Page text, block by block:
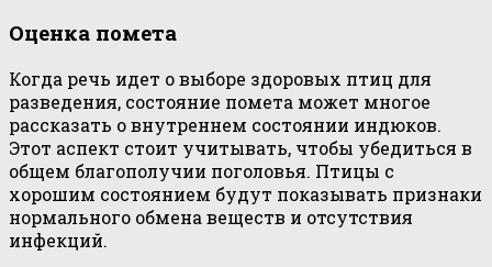
Оценка помета
Когда речь идет о выборе здоровых птиц для
разведения, состояние помета может многое
рассказать о внутреннем состоянии индюков.
Этот аспект стоит учитывать, чтобы убедиться в
общем благополучии поголовья. Птицы с
хорошим состоянием будут показывать признаки
нормального обмена веществ и отсутствия
инфекций.